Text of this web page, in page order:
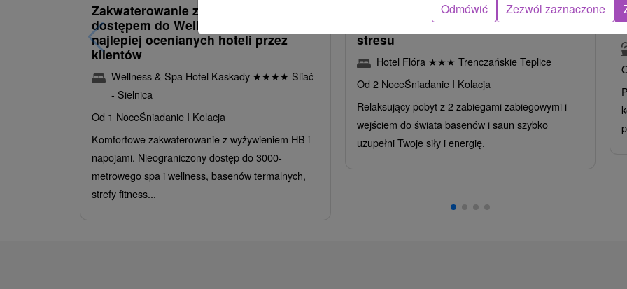
Zakwaterowanie z obiadokolacją i
dostępem do Wellness i Spa: Jeden z
najlepiej ocenianych hoteli przez
klientów
Wellness & Spa Hotel Kaskady ★★★★ Sliač
- Sielnica
Od 1 NoceŚniadanie I Kolacja
Komfortowe zakwaterowanie z wyżywieniem HB i
napojami. Nieograniczony dostęp do 3000-
metrowego spa i wellness, basenów termalnych,
strefy fitness...
Intensywny pobyt MINI RELAX:
Szybka i skuteczna ucieczka od
stresu
Hotel Flóra ★★★ Trenczańskie Teplice
Od 2 NoceŚniadanie I Kolacja
Relaksujący pobyt z 2 zabiegami zabiegowymi i
wejściem do świata basenów i saun szybko
uzupełni Twoje siły i energię.
Odmówić Zezwól zaznaczone